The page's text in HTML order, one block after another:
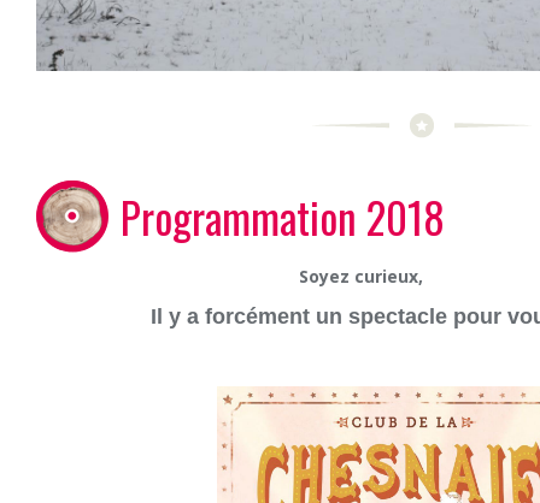
Programmation 2018
Soyez curieux,
Il y a forcément un spectacle pour